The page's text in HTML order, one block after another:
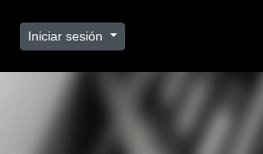
Iniciar sesión